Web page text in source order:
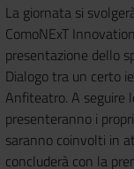
La giornata si
ComoNExT
presentazione dello
Dialogo tra un certo
Anfiteatro. A seguire
presenteranno i
saranno coinvolti in
concluderà con la